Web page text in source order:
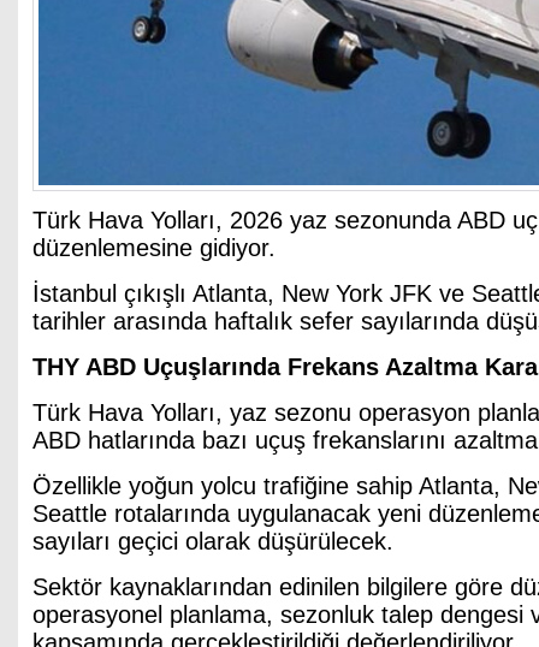
Türk Hava Yolları, 2026 yaz sezonunda ABD
düzenlemesine gidiyor.
İstanbul çıkışlı Atlanta, New York JFK ve
tarihler arasında haftalık sefer sayılarında
THY ABD Uçuşlarında Frekans Azaltma
Türk Hava Yolları, yaz sezonu operasyon
ABD hatlarında bazı uçuş frekanslarını
Özellikle yoğun yolcu trafiğine sahip Atlanta,
Seattle rotalarında uygulanacak yeni
sayıları geçici olarak düşürülecek.
Sektör kaynaklarından edinilen bilgilere göre
operasyonel planlama, sezonluk talep dengesi